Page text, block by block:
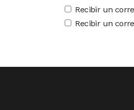
Recibir un
Recibir un